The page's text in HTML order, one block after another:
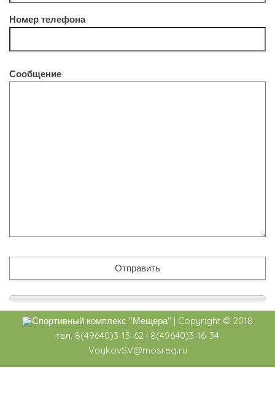
Номер телефона
Сообщение
Спортивный комплекс "Мещера" Copyright © 2018
тел. 8(49640)3-15-62 | 8(49640)3-16-34
VoykovSV@mosreg.ru